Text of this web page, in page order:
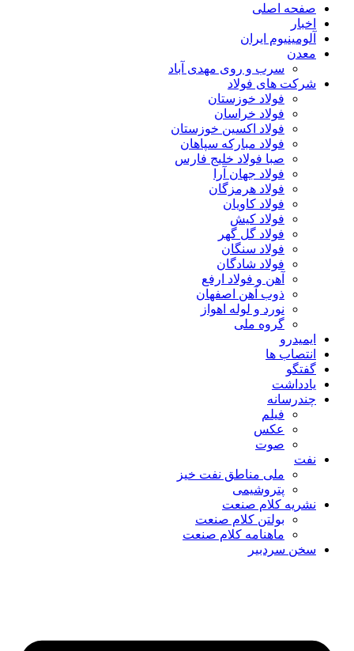
صفحه اصلی
اخبار
آلومینیوم ایران
معدن
سرب و روی مهدی آباد
شرکت های فولاد
فولاد خوزستان
فولاد خراسان
فولاد اکسین خوزستان
فولاد مبارکه سپاهان
صبا فولاد خلیج فارس
فولاد جهان آرا
فولاد هرمزگان
فولاد کاویان
فولاد کیش
فولاد گل گهر
فولاد سنگان
فولاد شادگان
آهن و فولاد ارفع
ذوب آهن اصفهان
نورد و لوله اهواز
گروه ملی
ایمیدرو
انتصاب ها
گفتگو
یادداشت
چندرسانه
فیلم
عکس
صوت
نفت
ملی مناطق نفت خیز
پتروشیمی
نشریه کلام صنعت
بولتن کلام صنعت
ماهنامه کلام صنعت
سخن سردبیر